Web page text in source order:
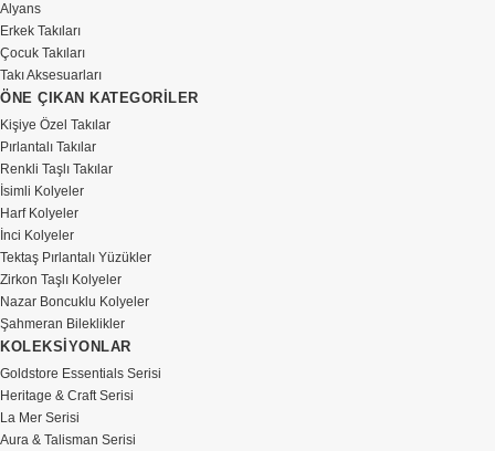
Alyans
Erkek Takıları
Çocuk Takıları
Takı Aksesuarları
ÖNE ÇIKAN KATEGORİLER
Kişiye Özel Takılar
Pırlantalı Takılar
Renkli Taşlı Takılar
İsimli Kolyeler
Harf Kolyeler
İnci Kolyeler
Tektaş Pırlantalı Yüzükler
Zirkon Taşlı Kolyeler
Nazar Boncuklu Kolyeler
Şahmeran Bileklikler
KOLEKSİYONLAR
Goldstore Essentials Serisi
Heritage & Craft Serisi
La Mer Serisi
Aura & Talisman Serisi